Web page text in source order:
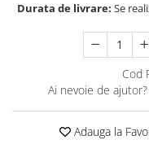
Durata de livrare: Se
Cod
Ai nevoie de ajutor?
Adauga la